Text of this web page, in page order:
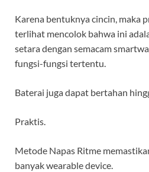
Karena bentuknya cincin, maka
terlihat mencolok bahwa ini
setara dengan semacam
fungsi-fungsi tertentu.
Baterai juga dapat bertahan
Praktis.
Metode Napas Ritme
banyak wearable device.